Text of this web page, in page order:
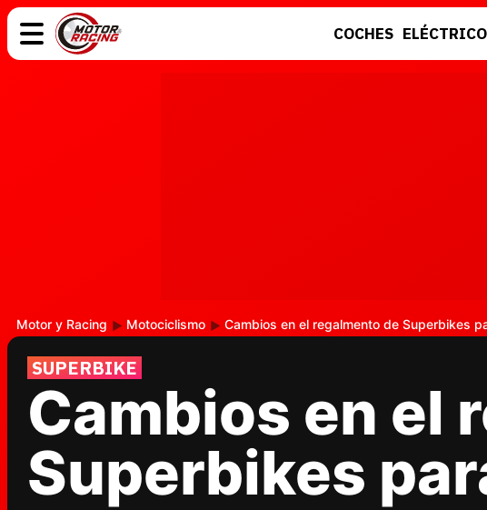
COCHES
Motor y Racing Motociclismo Cambios en el regalmento de Superbikes
SUPERBIKE
Cambios en el
Superbikes